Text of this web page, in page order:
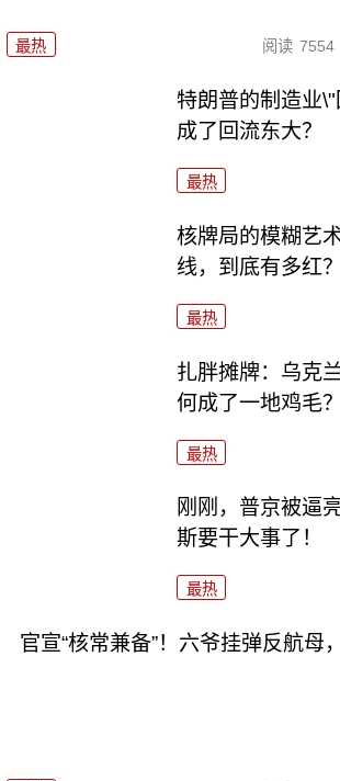
最热 阅读 7554
特朗普的制造业
成了回流东大？
最热
核牌局的模糊艺
线，到底有多红？
最热
扎胖摊牌：乌克
何成了一地鸡毛？
最热
刚刚，普京被逼
斯要干大事了！
最热
官宣“核常兼备”！六爷挂弹反航母